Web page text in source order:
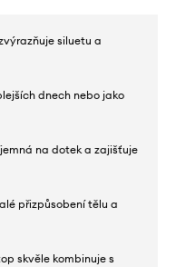
siluetu a
dnech nebo jako
na dotek a zajišťuje
přizpůsobení tělu a
skvěle kombinuje s